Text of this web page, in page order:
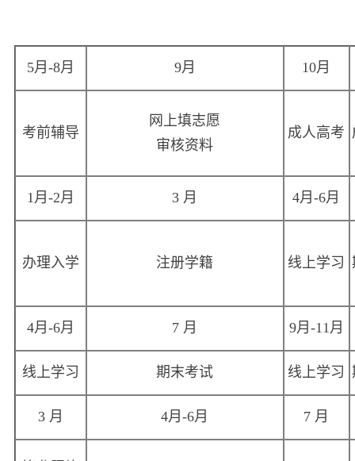
5月-8月 9月 10月
考前辅导
网上填志愿
审核资料
成人高考
1月-2月 3 月 4月-6月
办理入学 注册学籍 线上学习
4月-6月 7 月 9月-11月
线上学习 期末考试 线上学习
3 月 4月-6月 7 月